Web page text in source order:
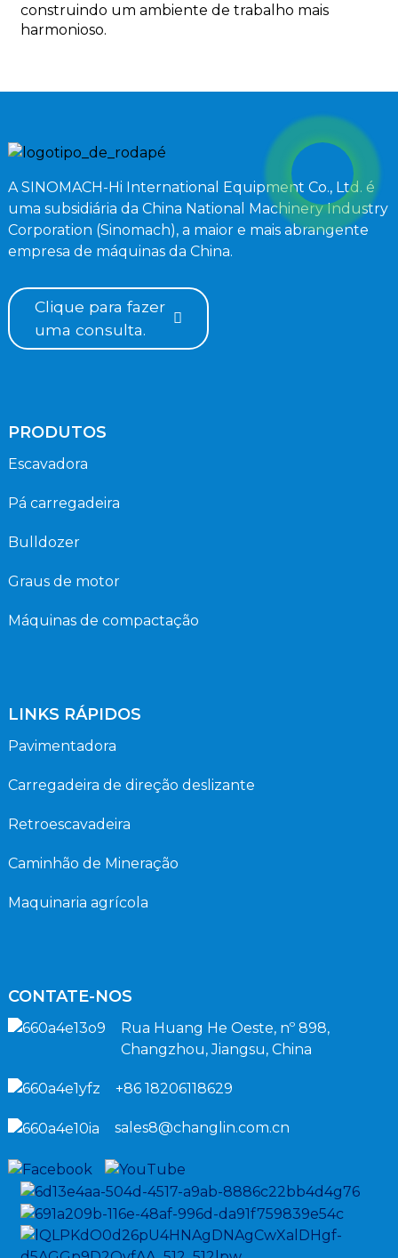
construindo um ambiente de trabalho mais
harmonioso.
A SINOMACH-Hi International Equipment Co., Ltd. é
uma subsidiária da China National Machinery Industry
Corporation (Sinomach), a maior e mais abrangente
empresa de máquinas da China.
Clique para fazer
uma consulta.
PRODUTOS
Escavadora
Pá carregadeira
Bulldozer
Graus de motor
Máquinas de compactação
LINKS RÁPIDOS
Pavimentadora
Carregadeira de direção deslizante
Retroescavadeira
Caminhão de Mineração
Maquinaria agrícola
CONTATE-NOS
Rua Huang He Oeste, nº 898,
Changzhou, Jiangsu, China
+86 18206118629
sales8@changlin.com.cn